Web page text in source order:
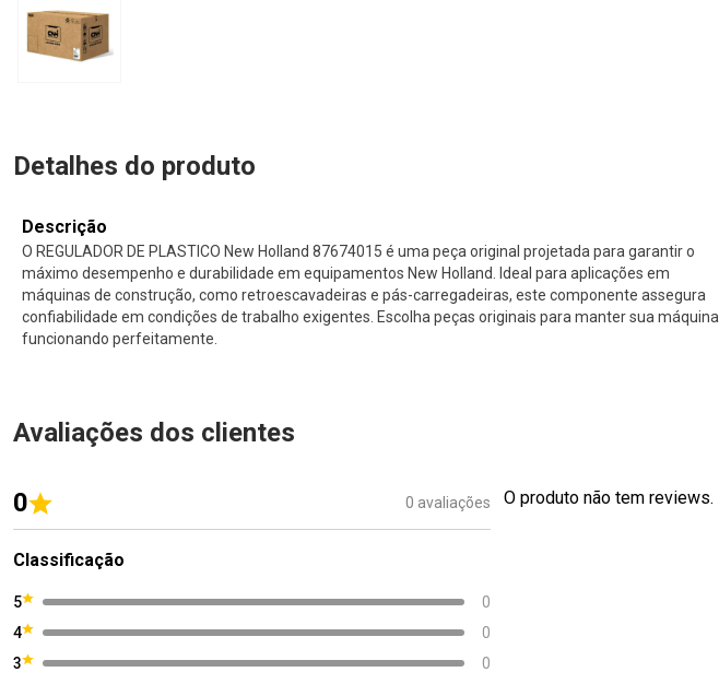
Detalhes do produto
Descrição
O REGULADOR DE PLASTICO New Holland 87674015 é uma peça original projetada para garantir o
máximo desempenho e durabilidade em equipamentos New Holland. Ideal para aplicações em
máquinas de construção, como retroescavadeiras e pás-carregadeiras, este componente assegura
confiabilidade em condições de trabalho exigentes. Escolha peças originais para manter sua máquina
funcionando perfeitamente.
Avaliações dos clientes
0 0 avaliações
Classificação
5
0
4
0
3
0
O produto não tem reviews.